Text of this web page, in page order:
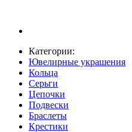
Категории:
Ювелирные украшения
Кольца
Серьги
Цепочки
Подвески
Браслеты
Крестики